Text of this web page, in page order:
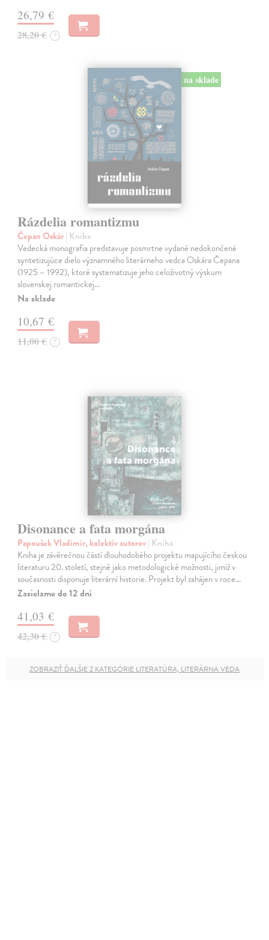
26,79 €
28,20 € ?
na sklade
Rázdelia romantizmu
Čepan Oskár| Kniha
Vedecká monografia predstavuje posmrtne vydané nedokončené
syntetizujúce dielo významného literárneho vedca Oskára Čepana
(1925 – 1992), ktoré systematizuje jeho celoživotný výskum
slovenskej romantickej…
Na sklade
10,67 €
11,00 € ?
Disonance a fata morgána
Papoušek Vladimír, kolektív autorov| Kniha
Kniha je závěrečnou částí dlouhodobého projektu mapujícího českou
literaturu 20. století, stejně jako metodologické možnosti, jimiž v
současnosti disponuje literární historie. Projekt byl zahájen v roce…
Zasielame do 12 dní
41,03 €
42,30 € ?
ZOBRAZIŤ ĎALŠIE Z KATEGÓRIE LITERATÚRA, LITERÁRNA VEDA